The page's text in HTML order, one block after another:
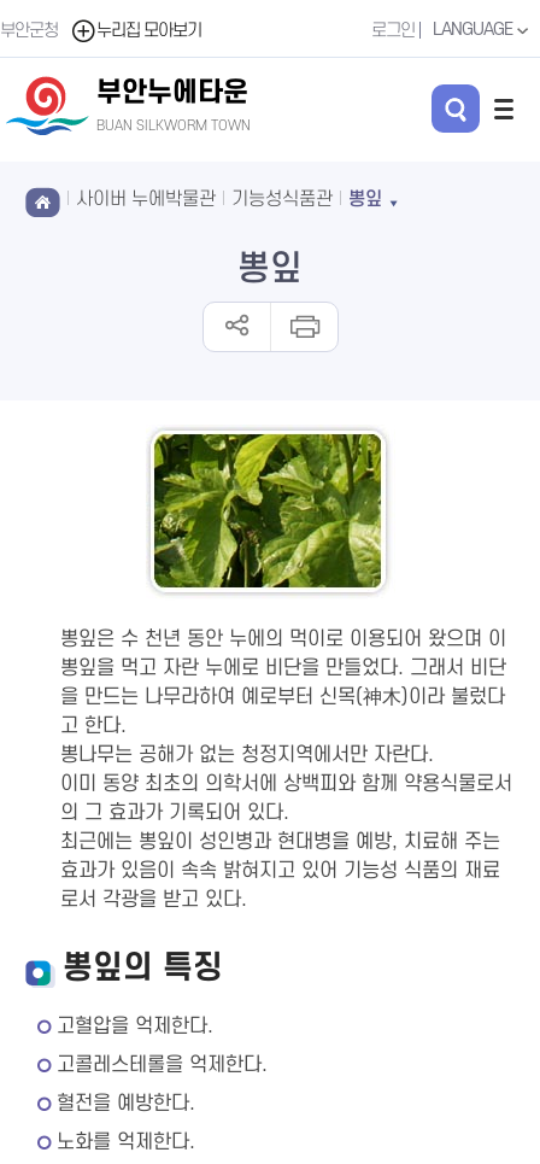
부안군청 누리집 모아보기 로그인 LANGUAGE
부안누에타운
BUAN SILKWORM TOWN
사이버 누에박물관 기능성식품관 뽕잎
뽕잎
뽕잎은 수 천년 동안 누에의 먹이로 이용되어 왔으며 이
뽕잎을 먹고 자란 누에로 비단을 만들었다. 그래서 비단
을 만드는 나무라하여 예로부터 신목(神木)이라 불렀다
고 한다.
뽕나무는 공해가 없는 청정지역에서만 자란다.
이미 동양 최초의 의학서에 상백피와 함께 약용식물로서
의 그 효과가 기록되어 있다.
최근에는 뽕잎이 성인병과 현대병을 예방, 치료해 주는
효과가 있음이 속속 밝혀지고 있어 기능성 식품의 재료
로서 각광을 받고 있다.
뽕잎의 특징
고혈압을 억제한다.
고콜레스테롤을 억제한다.
혈전을 예방한다.
노화를 억제한다.